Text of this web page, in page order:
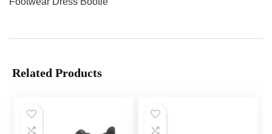
Related Products